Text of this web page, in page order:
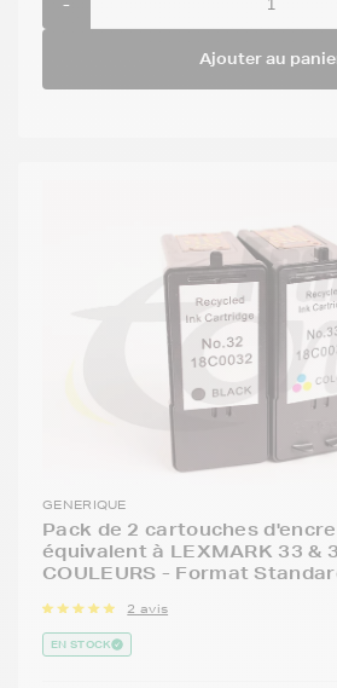
-
Ajouter au
GENERIQUE
Pack de 2 cartouches
équivalent à LEXMARK 33 &
COULEURS - Format
2 avis
EN STOCK